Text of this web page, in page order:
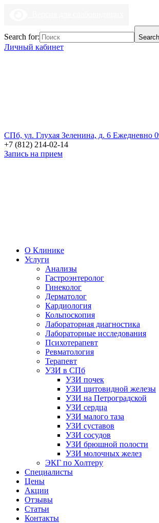
Search for:
Личный кабинет
СПб, ул. Глухая Зеленина, д. 6 Ежедневно
+7 (812) 214-02-14
Запись на прием
О Клинике
Услуги
Анализы
Гастроэнтеролог
Гинеколог
Дерматолог
Кардиология
Кольпоскопия
Лабораторная диагностика
Лабораторные исследования
Психотерапевт
Ревматология
Терапевт
УЗИ в СПб
УЗИ почек
УЗИ щитовидной железы
УЗИ на Петроградской
УЗИ сердца
УЗИ малого таза
УЗИ суставов
УЗИ сосудов
УЗИ брюшной полости
УЗИ молочных желез
ЭКГ по Холтеру
Специалисты
Цены
Акции
Отзывы
Статьи
Контакты